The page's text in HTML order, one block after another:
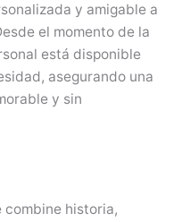
y amigable a
el momento de la
está disponible
asegurando una
y sin
combine historia,